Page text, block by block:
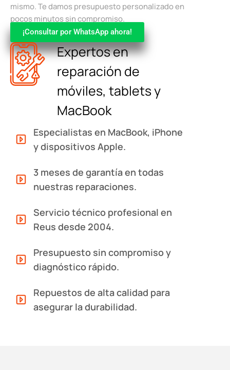
mismo. Te damos presupuesto personalizado en
pocos minutos sin compromiso.
¡Consultar por WhatsApp ahora!
Expertos en
reparación de
móviles, tablets y
MacBook
Especialistas en MacBook, iPhone
y dispositivos Apple.
3 meses de garantía en todas
nuestras reparaciones.
Servicio técnico profesional en
Reus desde 2004.
Presupuesto sin compromiso y
diagnóstico rápido.
Repuestos de alta calidad para
asegurar la durabilidad.